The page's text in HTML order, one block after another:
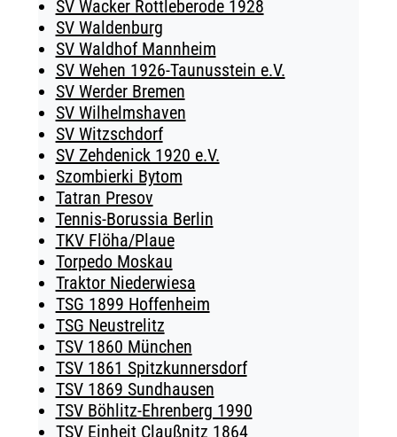
SV Wacker Rottleberode 1928
SV Waldenburg
SV Waldhof Mannheim
SV Wehen 1926-Taunusstein e.V.
SV Werder Bremen
SV Wilhelmshaven
SV Witzschdorf
SV Zehdenick 1920 e.V.
Szombierki Bytom
Tatran Presov
Tennis-Borussia Berlin
TKV Flöha/Plaue
Torpedo Moskau
Traktor Niederwiesa
TSG 1899 Hoffenheim
TSG Neustrelitz
TSV 1860 München
TSV 1861 Spitzkunnersdorf
TSV 1869 Sundhausen
TSV Böhlitz-Ehrenberg 1990
TSV Einheit Claußnitz 1864